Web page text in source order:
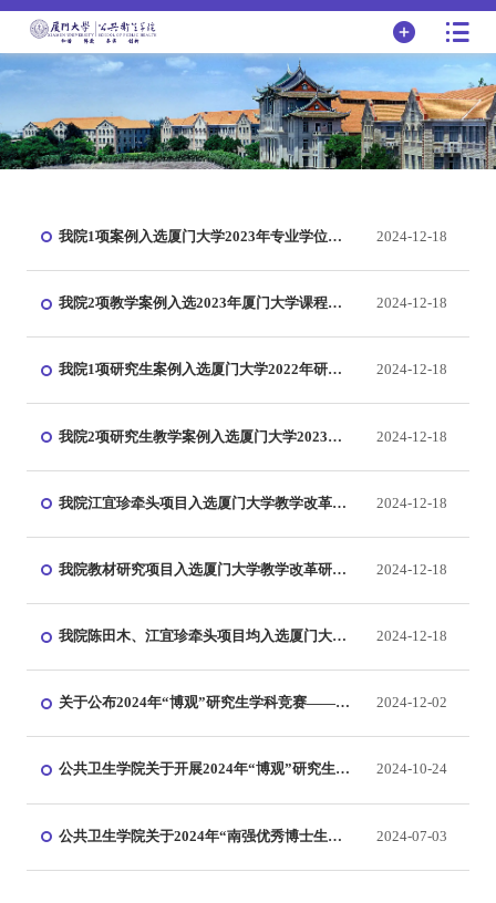
我院1项案例入选厦门大学2023年专业学位主
2024-12-18
我院2项教学案例入选2023年厦门大学课程思
2024-12-18
我院1项研究生案例入选厦门大学2022年研究
2024-12-18
我院2项研究生教学案例入选厦门大学2023年
2024-12-18
我院江宜珍牵头项目入选厦门大学教学改革研
2024-12-18
我院教材研究项目入选厦门大学教学改革研究
2024-12-18
我院陈田木、江宜珍牵头项目均入选厦门大学
2024-12-18
关于公布2024年“博观”研究生学科竞赛——公
2024-12-02
公共卫生学院关于开展2024年“博观”研究生学
2024-10-24
公共卫生学院关于2024年“南强优秀博士生培
2024-07-03